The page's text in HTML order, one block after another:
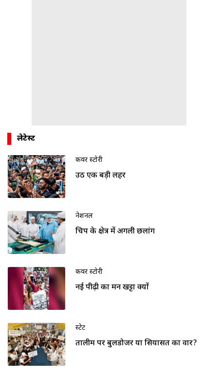
लेटेस्ट
कवर स्टोरी
उठी एक बड़ी लहर
नेशनल
चिप के क्षेत्र में अगली छलांग
कवर स्टोरी
नई पीढ़ी का मन खट्टा क्यों
स्टेट
तालीम पर बुलडोजर या सियासत का वार?